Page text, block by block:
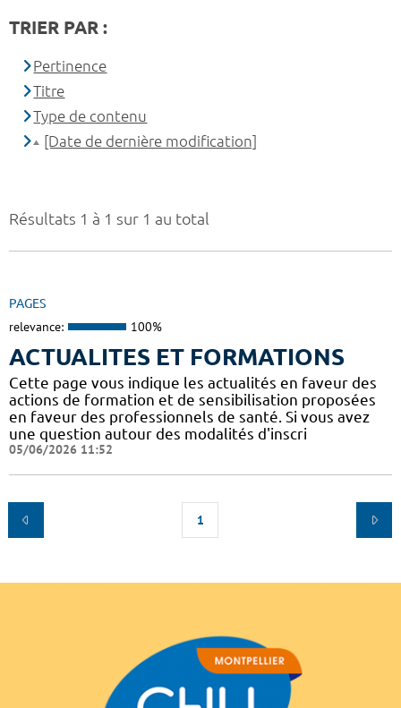
Résultats 1 à 1 sur 1 au total
PAGES
relevance: 100%
ACTUALITES ET FORMATIONS
Cette page vous indique les actualités en faveur des
actions de formation et de sensibilisation proposées
en faveur des professionnels de santé. Si vous avez
une question autour des modalités d'inscri
05/06/2026 11:52
1
TRIER PAR :
Pertinence
Titre
Type de contenu
[Date de dernière modification]